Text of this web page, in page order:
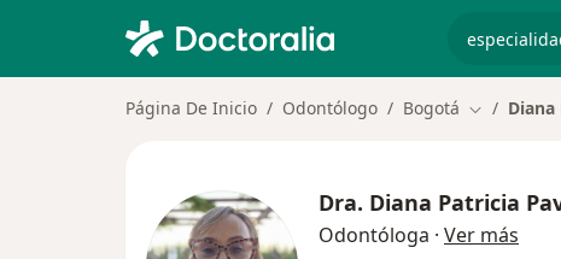
Página De Inicio Odontólogo Bogotá Cambiar
Diana
Dra. Diana Patricia
Odontóloga · Ver más